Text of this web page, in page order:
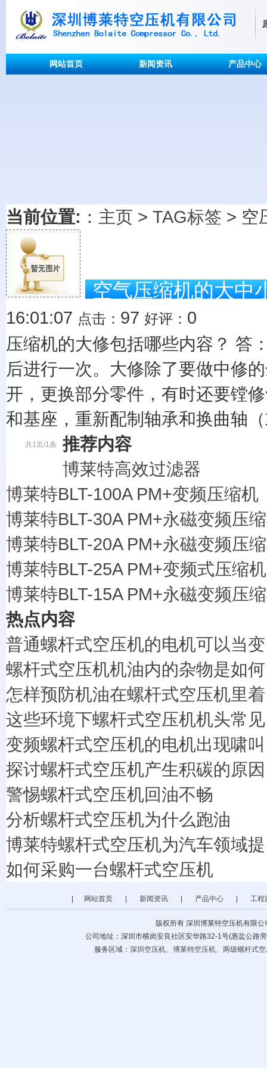
网站首页 新闻资讯 产品中心
当前位置: ： 主页 > TAG标签 > 空
空气压缩机的大中
16:01:07 点击： 97 好评： 0
压缩机的大修包括哪些内容？ 答
后进行一次。大修除了要做中修
开，更换部分零件，有时还要镗
和基座，重新配制轴承和换曲轴
共1页/1条
推荐内容
博莱特高效过滤器
博莱特BLT-100A PM+变频压缩机
博莱特BLT-30A PM+永磁变频压
博莱特BLT-20A PM+永磁变频压
博莱特BLT-25A PM+变频式压缩机
博莱特BLT-15A PM+永磁变频压
热点内容
普通螺杆式空压机的电机可以当变
螺杆式空压机机油内的杂物是如何
怎样预防机油在螺杆式空压机里着
这些环境下螺杆式空压机机头常见
变频螺杆式空压机的电机出现啸叫
探讨螺杆式空压机产生积碳的原因
警惕螺杆式空压机回油不畅
分析螺杆式空压机为什么跑油
博莱特螺杆式空压机为汽车领域提
如何采购一台螺杆式空压机
网站首页 新闻资讯 产品中心 工程
版权所有 深圳博莱特空压机有限
公司地址：深圳市横岗安良社区安华路32-1号(惠盐公
服务区域： 深圳空压机、 博莱特空压机、 两级螺杆式